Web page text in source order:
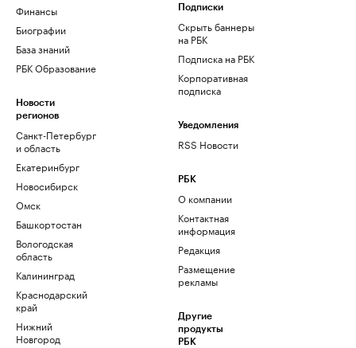
Финансы
Биографии
База знаний
РБК Образование
Новости
регионов
Санкт-Петербург
и область
Екатеринбург
Новосибирск
Омск
Башкортостан
Вологодская
область
Калининград
Краснодарский
край
Нижний
Новгород
Подписки
Скрыть баннеры
на РБК
Подписка на РБК
Корпоративная
подписка
Уведомления
RSS Новости
РБК
О компании
Контактная
информация
Редакция
Размещение
рекламы
Другие
продукты
РБК